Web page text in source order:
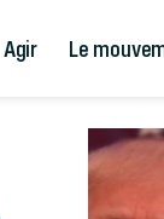
Agir Le